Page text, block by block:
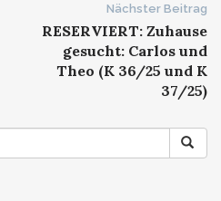
Nächster Beitrag
RESERVIERT: Zuhause
gesucht: Carlos und
Theo (K 36/25 und K
37/25)